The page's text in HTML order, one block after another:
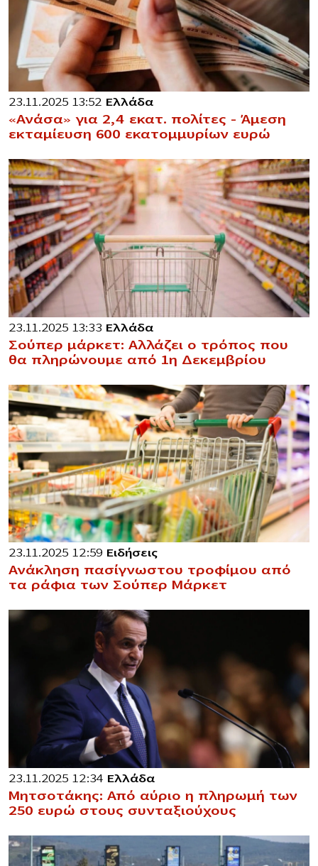
23.11.2025 13:52 Ελλάδα
«Ανάσα» για 2,4 εκατ. πολίτες – Άμεση
εκταμίευση 600 εκατομμυρίων ευρώ
23.11.2025 13:33 Ελλάδα
Σούπερ μάρκετ: Αλλάζει ο τρόπος που
θα πληρώνουμε από 1η Δεκεμβρίου
23.11.2025 12:59 Ειδήσεις
Ανάκληση πασίγνωστου τροφίμου από
τα ράφια των Σούπερ Μάρκετ
23.11.2025 12:34 Ελλάδα
Μητσοτάκης: Από αύριο η πληρωμή των
250 ευρώ στους συνταξιούχους